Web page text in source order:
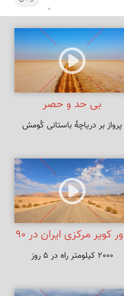
بی حد و حصر
پرواز بر دریاچهٔ باستانی کُومش
دور کویر مرکزی ایران در ۹۰
ثانیه
2000 کیلومتر راه در ۵ روز